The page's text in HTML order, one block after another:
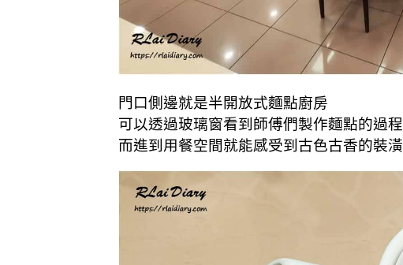
門口側邊就是半開放式麵點廚房
可以透過玻璃窗看到師傅們製作麵點的過程
而進到用餐空間就能感受到古色古香的裝潢